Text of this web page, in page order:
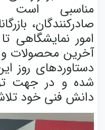
مناسبی است
صادرکنندگان،
امور
آخرین محصولات و
دستاوردهای روز
شده و در جهت
دانش فنی خود